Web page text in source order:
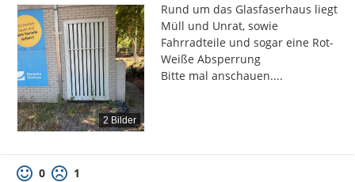
2 Bilder
Rund um das Glasfaserhaus liegt
Müll und Unrat, sowie
Fahrradteile und sogar eine Rot-
Weiße Absperrung
Bitte mal anschauen....
0 1